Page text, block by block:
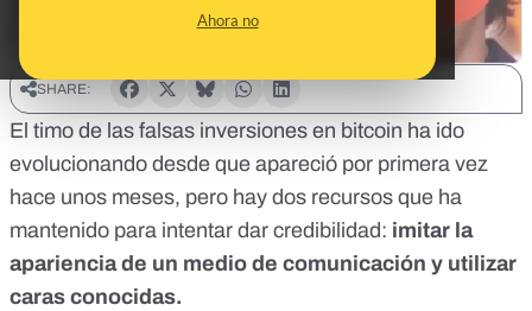
Ahora no
SHARE:
El timo de las falsas inversiones en bitcoin ha ido
evolucionando desde que apareció por primera vez
hace unos meses, pero hay dos recursos que ha
mantenido para intentar dar credibilidad: imitar la
apariencia de un medio de comunicación y utilizar
caras conocidas.